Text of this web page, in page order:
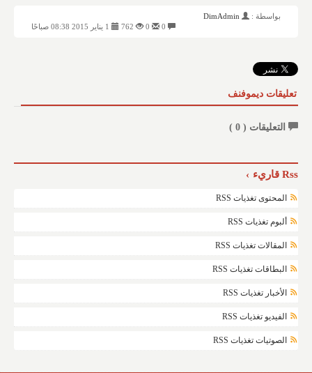
بواسطة :
DimAdmin
762
تعليقات ديموفنف
التعليقات ( 0
)
Rss قاريء
المحتوى تغذيات RSS
ألبوم تغذيات RSS
المقالات تغذيات RSS
البطاقات تغذيات RSS
الأخبار تغذيات RSS
الفيديو تغذيات RSS
الصوتيات تغذيات RSS